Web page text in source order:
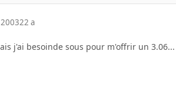
22 a
j'ai besoinde sous pour m'offrir un 3.06...